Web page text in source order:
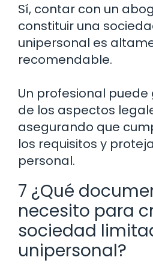
Sí, contar con un
constituir una
unipersonal es
recomendable.
Un profesional
de los aspectos
asegurando que
los requisitos y
personal.
7 ¿Qué
necesito para
sociedad
unipersonal?